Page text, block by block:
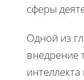
сферы
Одной из
внедрение